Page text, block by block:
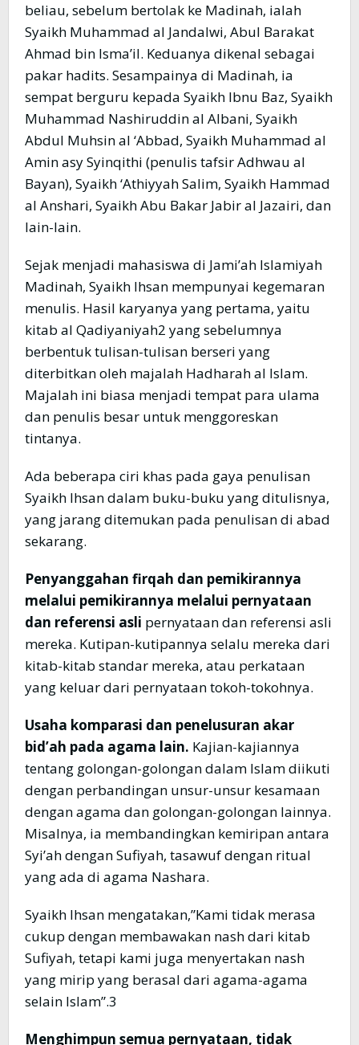
beliau, sebelum bertolak ke Madinah, ialah
Syaikh Muhammad al Jandalwi, Abul Barakat
Ahmad bin Isma’il. Keduanya dikenal sebagai
pakar hadits. Sesampainya di Madinah, ia
sempat berguru kepada Syaikh Ibnu Baz, Syaikh
Muhammad Nashiruddin al Albani, Syaikh
Abdul Muhsin al ‘Abbad, Syaikh Muhammad al
Amin asy Syinqithi (penulis tafsir Adhwau al
Bayan), Syaikh ‘Athiyyah Salim, Syaikh Hammad
al Anshari, Syaikh Abu Bakar Jabir al Jazairi, dan
lain-lain.
Sejak menjadi mahasiswa di Jami’ah Islamiyah
Madinah, Syaikh Ihsan mempunyai kegemaran
menulis. Hasil karyanya yang pertama, yaitu
kitab al Qadiyaniyah2 yang sebelumnya
berbentuk tulisan-tulisan berseri yang
diterbitkan oleh majalah Hadharah al Islam.
Majalah ini biasa menjadi tempat para ulama
dan penulis besar untuk menggoreskan
tintanya.
Ada beberapa ciri khas pada gaya penulisan
Syaikh Ihsan dalam buku-buku yang ditulisnya,
yang jarang ditemukan pada penulisan di abad
sekarang.
Penyanggahan firqah dan pemikirannya
melalui pemikirannya melalui pernyataan
dan referensi asli pernyataan dan referensi asli
mereka. Kutipan-kutipannya selalu mereka dari
kitab-kitab standar mereka, atau perkataan
yang keluar dari pernyataan tokoh-tokohnya.
Usaha komparasi dan penelusuran akar
bid’ah pada agama lain. Kajian-kajiannya
tentang golongan-golongan dalam Islam diikuti
dengan perbandingan unsur-unsur kesamaan
dengan agama dan golongan-golongan lainnya.
Misalnya, ia membandingkan kemiripan antara
Syi’ah dengan Sufiyah, tasawuf dengan ritual
yang ada di agama Nashara.
Syaikh Ihsan mengatakan,”Kami tidak merasa
cukup dengan membawakan nash dari kitab
Sufiyah, tetapi kami juga menyertakan nash
yang mirip yang berasal dari agama-agama
selain Islam”.3
Menghimpun semua pernyataan, tidak